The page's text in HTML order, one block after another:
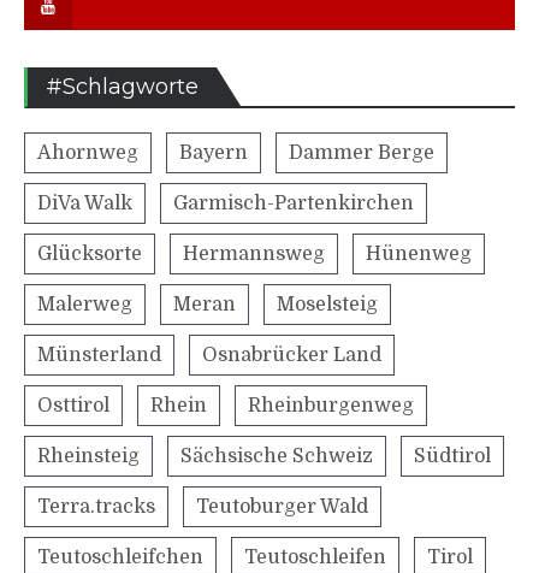
#Schlagworte
Ahornweg Bayern Dammer Berge
DiVa Walk Garmisch-Partenkirchen
Glücksorte Hermannsweg Hünenweg
Malerweg Meran Moselsteig
Münsterland Osnabrücker Land
Osttirol Rhein Rheinburgenweg
Rheinsteig Sächsische Schweiz Südtirol
Terra.tracks Teutoburger Wald
Teutoschleifchen Teutoschleifen Tirol